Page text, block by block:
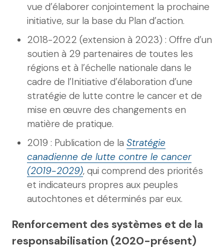
vue d’élaborer conjointement la prochaine
initiative, sur la base du Plan d’action.
2018-2022 (extension à 2023) : Offre d’un
soutien à 29 partenaires de toutes les
régions et à l’échelle nationale dans le
cadre de l’Initiative d’élaboration d’une
stratégie de lutte contre le cancer et de
mise en œuvre des changements en
matière de pratique.
2019 : Publication de la Stratégie
canadienne de lutte contre le cancer
(2019-2029), qui comprend des priorités
et indicateurs propres aux peuples
autochtones et déterminés par eux.
Renforcement des systèmes et de la
responsabilisation (2020-présent)